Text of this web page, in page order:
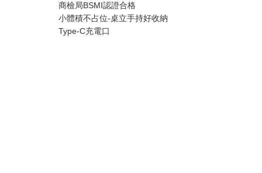
商檢局BSMI認證合格
小體積不占位-桌立手持好收納
Type-C充電口